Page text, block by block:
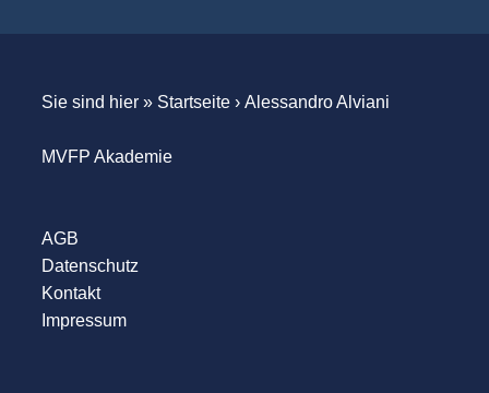
Sie sind hier » Startseite› Alessandro Alviani
MVFP Akademie
AGB
Datenschutz
Kontakt
Impressum